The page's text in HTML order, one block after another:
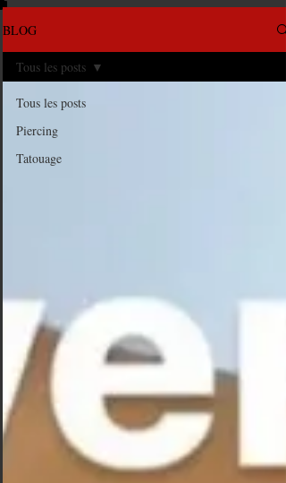
BLOG
Tous les posts
Piercing
Tatouage
Tous les posts